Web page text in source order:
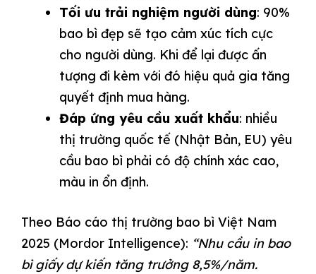
Tối ưu trải nghiệm người dùng: 90%
bao bì đẹp sẽ tạo cảm xúc tích cực
cho người dùng. Khi để lại được ấn
tượng đi kèm với đó hiệu quả gia tăng
quyết định mua hàng.
Đáp ứng yêu cầu xuất khẩu: nhiều
thị trường quốc tế (Nhật Bản, EU) yêu
cầu bao bì phải có độ chính xác cao,
màu in ổn định.
Theo Báo cáo thị trường bao bì Việt Nam
2025 (Mordor Intelligence): “Nhu cầu in bao
bì giấy dự kiến tăng trưởng 8,5%/năm.